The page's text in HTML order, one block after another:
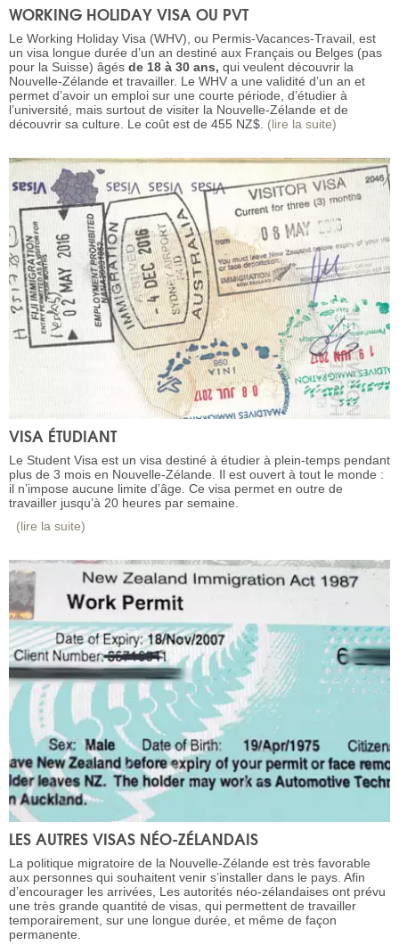
WORKING HOLIDAY VISA OU PVT
Le Working Holiday Visa (WHV), ou Permis-Vacances-Travail, est
un visa longue durée d’un an destiné aux Français ou Belges (pas
pour la Suisse) âgés de 18 à 30 ans, qui veulent découvrir la
Nouvelle-Zélande et travailler. Le WHV a une validité d’un an et
permet d’avoir un emploi sur une courte période, d’étudier à
l’université, mais surtout de visiter la Nouvelle-Zélande et de
découvrir sa culture. Le coût est de 455 NZ$. (lire la suite)
VISA ÉTUDIANT
Le Student Visa est un visa destiné à étudier à plein-temps pendant
plus de 3 mois en Nouvelle-Zélande. Il est ouvert à tout le monde :
il n’impose aucune limite d’âge. Ce visa permet en outre de
travailler jusqu’à 20 heures par semaine.
(lire la suite)
LES AUTRES VISAS NÉO-ZÉLANDAIS
La politique migratoire de la Nouvelle-Zélande est très favorable
aux personnes qui souhaitent venir s’installer dans le pays. Afin
d’encourager les arrivées, Les autorités néo-zélandaises ont prévu
une très grande quantité de visas, qui permettent de travailler
temporairement, sur une longue durée, et même de façon
permanente.